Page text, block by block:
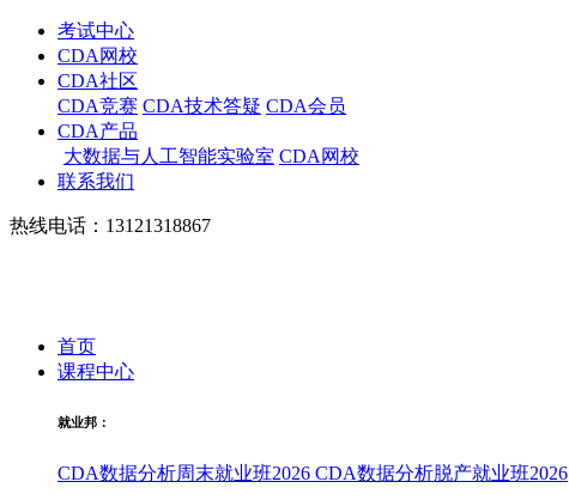
考试中心
CDA网校
CDA社区
CDA竞赛 CDA技术答疑 CDA会员
CDA产品
大数据与人工智能实验室 CDA网校
联系我们
热线电话：13121318867
首页
课程中心
就业邦：
CDA数据分析周末就业班2026 CDA数据分析脱产就业班2026